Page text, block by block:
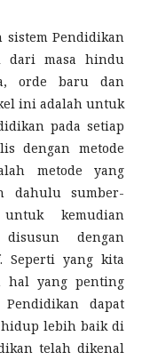
sistem Pendidikan
dari masa hindu
orde baru dan
ini adalah untuk
pada setiap
dengan metode
metode yang
dahulu sumber-
kemudian
dengan
Seperti yang kita
hal yang penting
dapat
lebih baik di
telah dikenal